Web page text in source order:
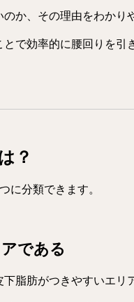
か、その理由をわかり
で効率的に腰回りを引
？
に分類できます。
である
脂肪がつきやすいエリ